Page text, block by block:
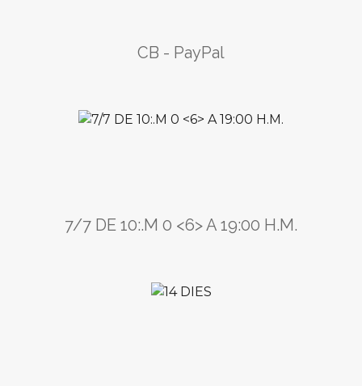
CB - PayPal
7/7 DE 10:.M 0 <6> A 19:00 H.M.